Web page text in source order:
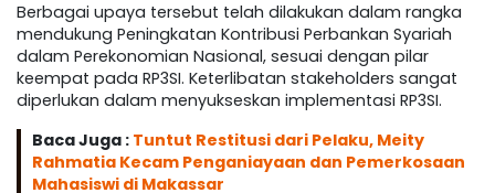
Berbagai upaya tersebut telah dilakukan dalam rangka
mendukung Peningkatan Kontribusi Perbankan Syariah
dalam Perekonomian Nasional, sesuai dengan pilar
keempat pada RP3SI. Keterlibatan stakeholders sangat
diperlukan dalam menyukseskan implementasi RP3SI.
Baca Juga : Tuntut Restitusi dari Pelaku, Meity
Rahmatia Kecam Penganiayaan dan Pemerkosaan
Mahasiswi di Makassar